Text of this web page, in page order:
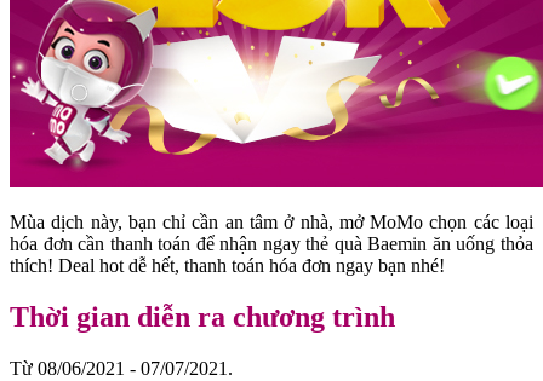
Mùa dịch này, bạn chỉ cần an tâm ở nhà, mở MoMo chọn các loại
hóa đơn cần thanh toán để nhận ngay thẻ quà Baemin ăn uống thỏa
thích! Deal hot dễ hết, thanh toán hóa đơn ngay bạn nhé!
Thời gian diễn ra chương trình
Từ 08/06/2021 - 07/07/2021.